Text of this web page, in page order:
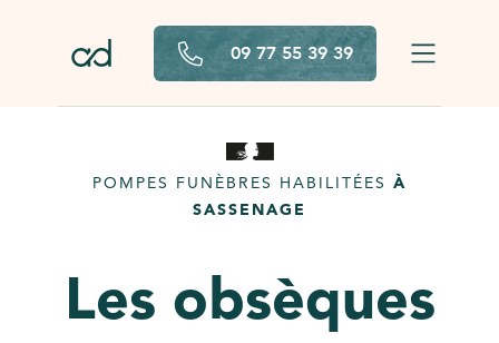
09 77 55 39 39
POMPES FUNÈBRES HABILITÉES À
SASSENAGE
Les obsèques